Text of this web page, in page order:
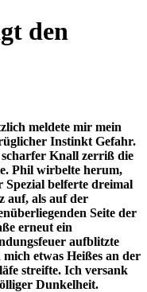
den
meldete mir mein
Instinkt Gefahr.
Knall zerriß die
Phil wirbelte herum,
Spezial belferte dreimal
auf, als auf der
Seite der
erneut ein
aufblitzte
mich etwas Heißes an der
streifte. Ich versank
Dunkelheit.